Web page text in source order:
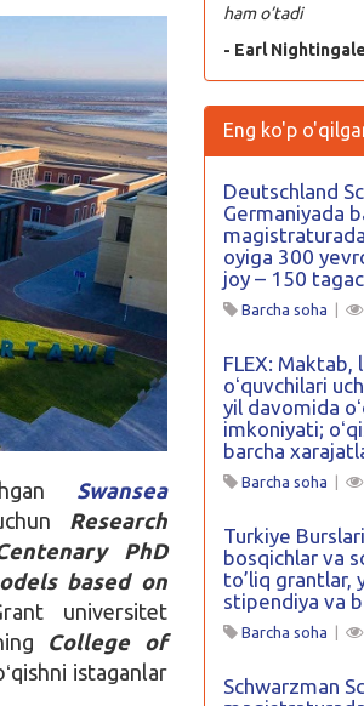
Swansea
Research
PhD
based on
universitet
College of
istaganlar
ham o’tadi
- Earl Nightingale
Eng ko'p
Deutschland
Germaniyada
oyiga 300
joy – 150
Barcha soha
FLEX:
oʻquvchilari
yil davomida
imkoniyati;
barcha
Barcha soha
Turkiye
bosqichlar va
to’liq grantlar,
stipendiya va
Barcha soha
Schwarzman